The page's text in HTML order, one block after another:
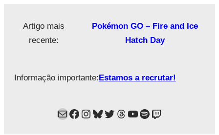
Artigo mais
recente:
Pokémon GO – Fire and Ice
Hatch Day
Informação importante:Estamos a recrutar!
MailFacebook
Instagram
Bluesky
Twitter
Estamos no Threads!
YouTube
Spotify
Twitch